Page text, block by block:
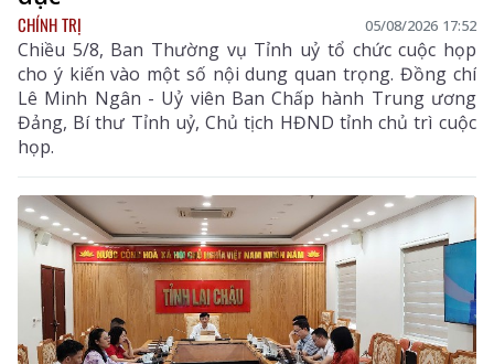
CHÍNH TRỊ 05/08/2026 17:52
Chiều 5/8, Ban Thường vụ Tỉnh uỷ tổ chức cuộc họp
cho ý kiến vào một số nội dung quan trọng. Đồng chí
Lê Minh Ngân - Uỷ viên Ban Chấp hành Trung ương
Đảng, Bí thư Tỉnh uỷ, Chủ tịch HĐND tỉnh chủ trì cuộc
họp.